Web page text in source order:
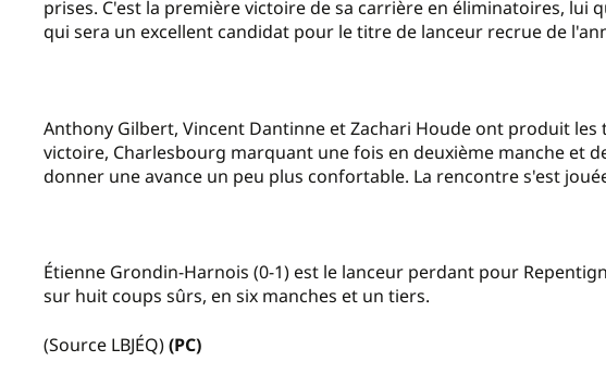
prises. C'est la première victoire de sa carrière en éliminatoires, lui
qui sera un excellent candidat pour le titre de lanceur recrue de
Anthony Gilbert, Vincent Dantinne et Zachari Houde ont produit
victoire, Charlesbourg marquant une fois en deuxième manche et
donner une avance un peu plus confortable. La rencontre s'est
Étienne Grondin-Harnois (0-1) est le lanceur perdant pour
sur huit coups sûrs, en six manches et un tiers.
(Source LBJÉQ)(PC)